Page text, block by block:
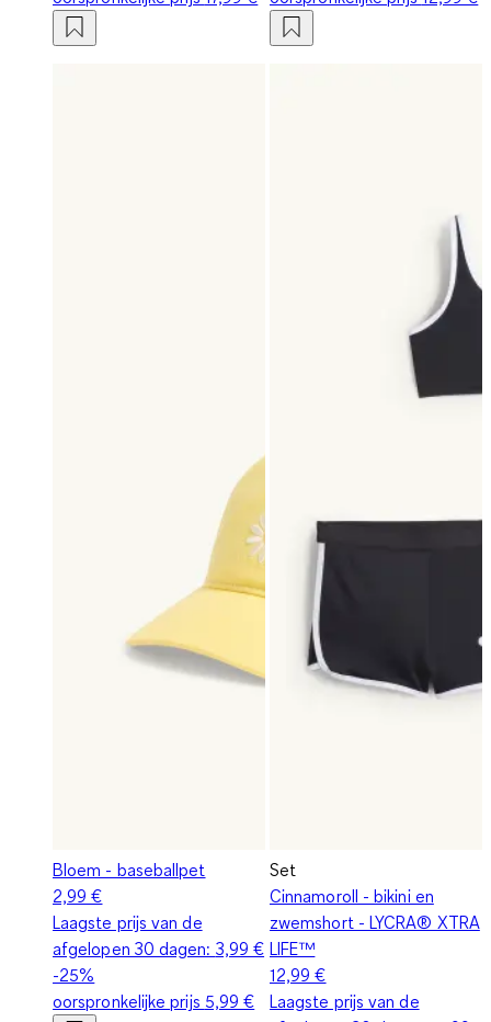
Bloem - baseballpet
2,99 €
Laagste prijs van de
afgelopen 30 dagen: 3,99 €
-25%
oorspronkelijke prijs 5,99 €
Set
Cinnamoroll - bikini en
zwemshort - LYCRA® XTRA
LIFE™
12,99 €
Laagste prijs van de